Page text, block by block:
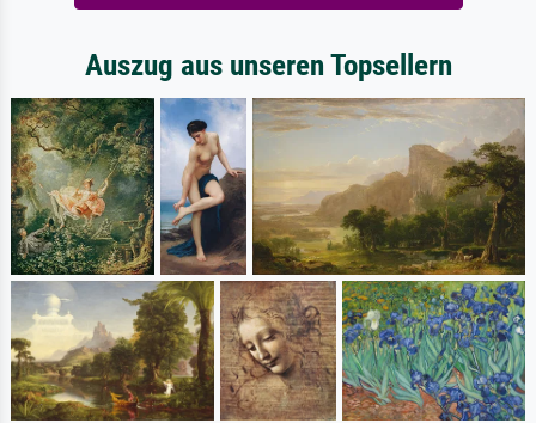
Auszug aus unseren Topsellern